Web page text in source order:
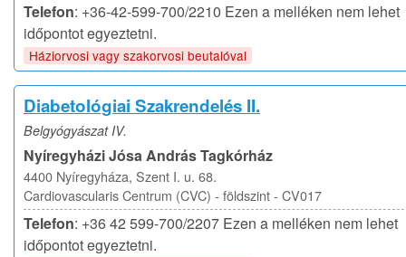
Telefon: +36-42-599-700/2210 Ezen a melléken nem lehet
időpontot egyeztetni.
Háziorvosi vagy szakorvosi beutalóval
Diabetológiai Szakrendelés II.
Belgyógyászat IV.
Nyíregyházi Jósa András Tagkórház
4400 Nyíregyháza, Szent I. u. 68.
Cardiovascularis Centrum (CVC) - földszint - CV017
Telefon: +36 42 599-700/2207 Ezen a melléken nem lehet
időpontot egyeztetni.